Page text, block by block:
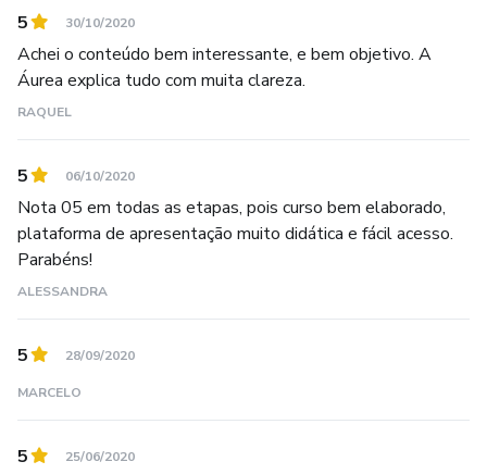
5 30/10/2020
Achei o conteúdo bem interessante, e bem objetivo. A
Áurea explica tudo com muita clareza.
RAQUEL
5 06/10/2020
Nota 05 em todas as etapas, pois curso bem elaborado,
plataforma de apresentação muito didática e fácil acesso.
Parabéns!
ALESSANDRA
5 28/09/2020
MARCELO
5 25/06/2020